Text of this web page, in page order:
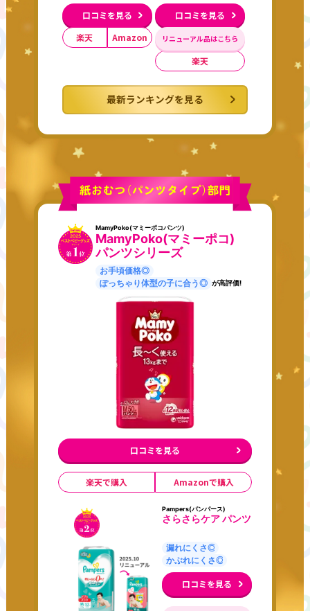
口コミを見る
楽天
Amazon
口コミを見る
リニューアル品はこちら
楽天
最新ランキングを見る
MamyPoko(マミーポコパンツ)
MamyPoko(マミーポコ)
パンツシリーズ
お手頃価格◎
ぽっちゃり体型の子に合う◎ が高評価!
口コミを見る
楽天で購入 Amazonで購入
Pampers(パンパース)
さらさらケア パンツ
漏れにくさ◎
かぶれにくさ◎
口コミを見る